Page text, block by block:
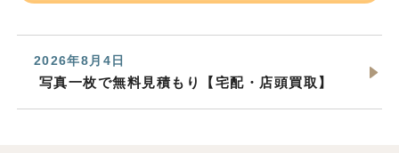
2026年8月4日
写真一枚で無料見積もり【宅配・店頭買取】